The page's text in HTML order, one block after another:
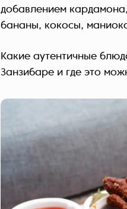
добавлением
бананы, кокосы,
Какие аутентичные
Занзибаре и где это